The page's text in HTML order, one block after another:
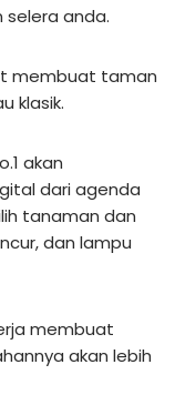
selera anda.
membuat taman
klasik.
akan
dari agenda
tanaman dan
dan lampu
membuat
akan lebih